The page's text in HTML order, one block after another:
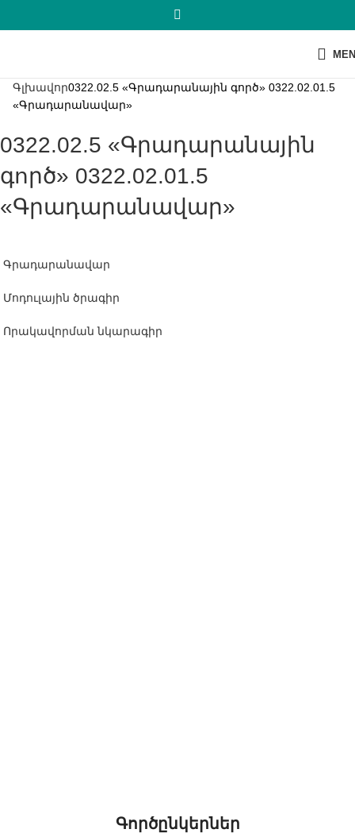
Գլխավոր0322.02.5 «Գրադարանային գործ» 0322.02.01.5
«Գրադարանավար»
0322.02.5 «Գրադարանային
գործ» 0322.02.01.5
«Գրադարանավար»
Գրադարանավար
Մոդուլային ծրագիր
Որակավորման նկարագիր
Գործընկերներ